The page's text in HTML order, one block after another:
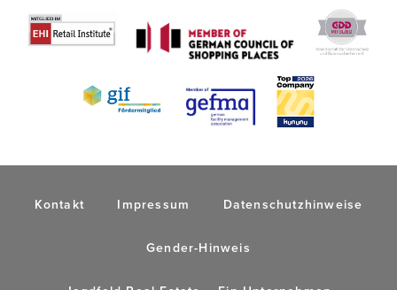
Kontakt Impressum Datenschutzhinweise
Gender-Hinweis